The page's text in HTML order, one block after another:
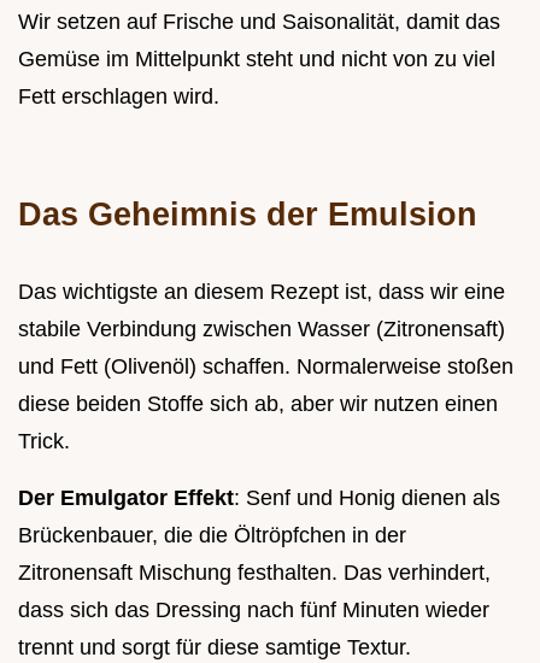
Wir setzen auf Frische und Saisonalität, damit das
Gemüse im Mittelpunkt steht und nicht von zu viel
Fett erschlagen wird.
Das Geheimnis der Emulsion
Das wichtigste an diesem Rezept ist, dass wir eine
stabile Verbindung zwischen Wasser (Zitronensaft)
und Fett (Olivenöl) schaffen. Normalerweise stoßen
diese beiden Stoffe sich ab, aber wir nutzen einen
Trick.
Der Emulgator Effekt: Senf und Honig dienen als
Brückenbauer, die die Öltröpfchen in der
Zitronensaft Mischung festhalten. Das verhindert,
dass sich das Dressing nach fünf Minuten wieder
trennt und sorgt für diese samtige Textur.